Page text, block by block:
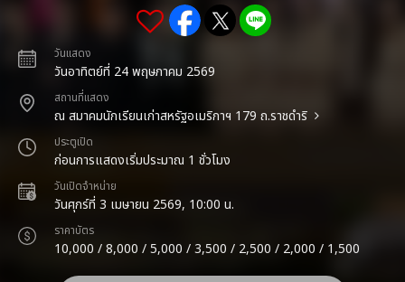
วันแสดง
วันอาทิตย์ที่ 24 พฤษภาคม 2569
สถานที่แสดง
ณ สมาคมนักเรียนเก่าสหรัฐอเมริกาฯ 179 ถ.ราชดำริ
ประตูเปิด
ก่อนการแสดงเริ่มประมาณ 1 ชั่วโมง
วันเปิดจำหน่าย
วันศุกร์ที่ 3 เมษายน 2569, 10:00 น.
ราคาบัตร
10,000 / 8,000 / 5,000 / 3,500 / 2,500 / 2,000 / 1,500